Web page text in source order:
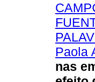
Paola
nas